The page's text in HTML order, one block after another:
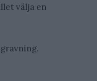
välja en